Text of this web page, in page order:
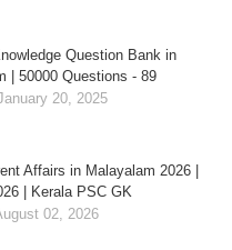
Question Bank in
| 50000 Questions - 89
20, 2025
Affairs in Malayalam 2026 |
| Kerala PSC GK
02, 2026